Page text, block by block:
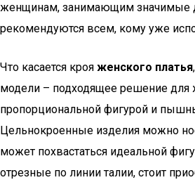
женщинам, занимающим значимые
рекомендуются всем, кому уже
Что касается кроя женского платья
модели – подходящее решение для
пропорциональной фигурой и
Цельнокроенные изделия можно
может похвастаться идеальной
отрезные по линии талии, стоит